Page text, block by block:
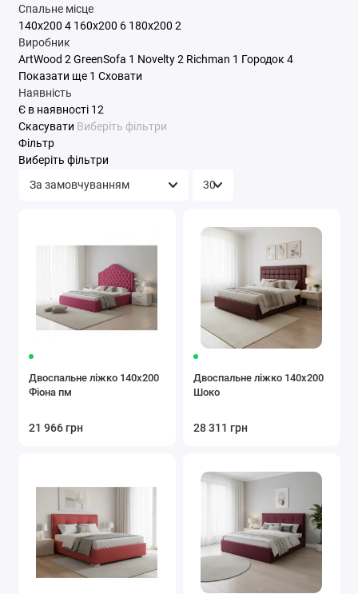
Спальне місце
140x200 4 160x200 6 180x200 2
Виробник
ArtWood 2 GreenSofa 1 Novelty 2 Richman 1 Городок 4
Показати ще 1 Сховати
Наявність
Є в наявності 12
Скасувати Виберіть фільтри
Фільтр
Виберіть фільтри
Двоспальне ліжко 140x200
Фіона пм
21 966 грн
Двоспальне ліжко 140x200
Шоко
28 311 грн